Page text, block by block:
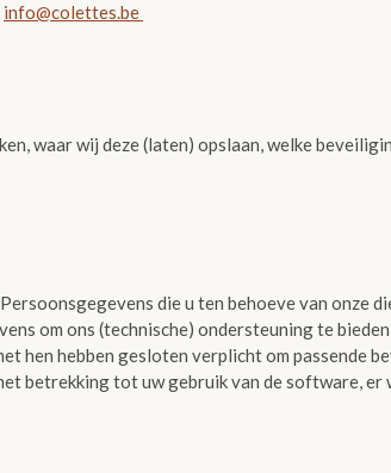
info@colettes.be
waar wij deze (laten) opslaan, welke
die u ten behoeve van onze
om ons (technische) ondersteuning te
hen hebben gesloten verplicht om passende
betrekking tot uw gebruik van de software,